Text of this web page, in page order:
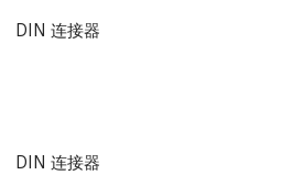
DIN 连接器
DIN 连接器